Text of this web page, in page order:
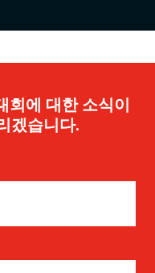
에 대한 소식이
겠습니다.